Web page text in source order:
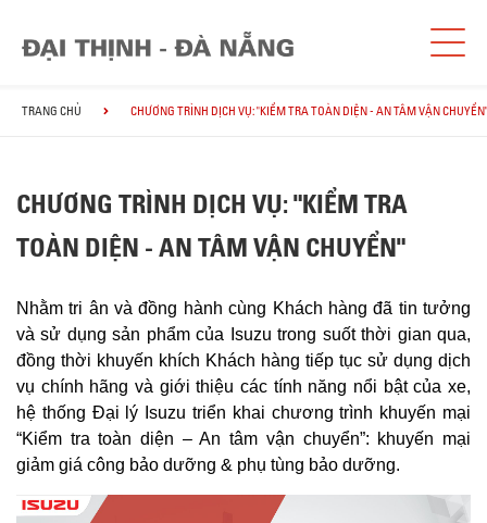
TRANG CHỦ CHƯƠNG TRÌNH DỊCH VỤ: "KIỂM TRA TOÀN DIỆN - AN TÂM VẬN CHUYỂN"
CHƯƠNG TRÌNH DỊCH VỤ: "KIỂM TRA
TOÀN DIỆN - AN TÂM VẬN CHUYỂN"
Nhằm tri ân và đồng hành cùng Khách hàng đã tin tưởng
và sử dụng sản phẩm của Isuzu trong suốt thời gian qua,
đồng thời khuyến khích Khách hàng tiếp tục sử dụng dịch
vụ chính hãng và giới thiệu các tính năng nổi bật của xe,
hệ thống Đại lý Isuzu triển khai chương trình khuyến mại
“Kiểm tra toàn diện – An tâm vận chuyển”: khuyến mại
giảm giá công bảo dưỡng & phụ tùng bảo dưỡng.